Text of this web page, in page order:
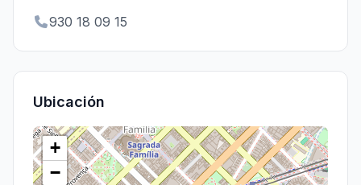
930 18 09 15
Ubicación
+
−